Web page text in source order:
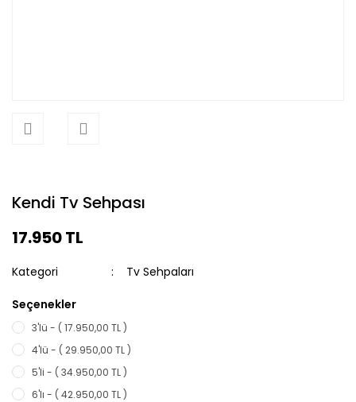
Kendi Tv Sehpası
17.950 TL
Kategori Tv Sehpaları
Seçenekler
3'lü - ( 17.950,00 TL )
4'lü - ( 29.950,00 TL )
5'li - ( 34.950,00 TL )
6'lı - ( 42.950,00 TL )